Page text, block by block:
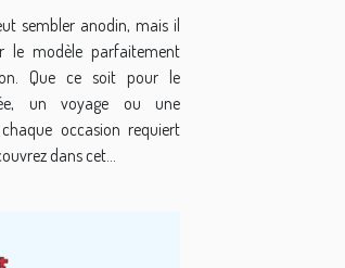
sembler anodin, mais il
le modèle parfaitement
Que ce soit pour le
un voyage ou une
occasion requiert
dans cet...